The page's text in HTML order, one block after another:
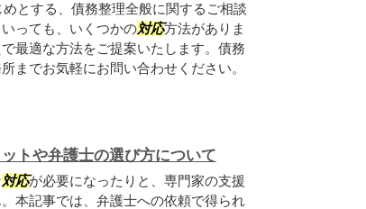
とする、債務整理全般に関するご相談
っても、いくつかの対応方法がありま
最適な方法をご提案いたします。債務
までお気軽にお問い合わせください。
トや弁護士の選び方について
対応が必要になったりと、専門家の支援
本記事では、弁護士への依頼で得られ